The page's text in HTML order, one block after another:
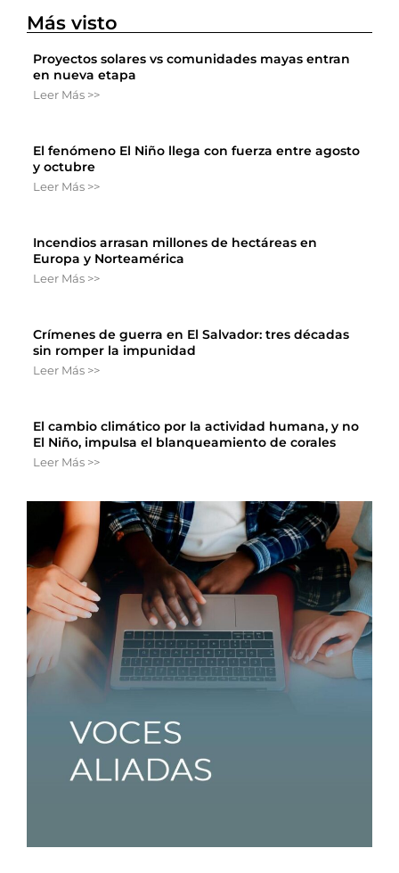
Más visto
Proyectos solares vs comunidades mayas entran
en nueva etapa
Leer Más >>
El fenómeno El Niño llega con fuerza entre agosto
y octubre
Leer Más >>
Incendios arrasan millones de hectáreas en
Europa y Norteamérica
Leer Más >>
Crímenes de guerra en El Salvador: tres décadas
sin romper la impunidad
Leer Más >>
El cambio climático por la actividad humana, y no
El Niño, impulsa el blanqueamiento de corales
Leer Más >>